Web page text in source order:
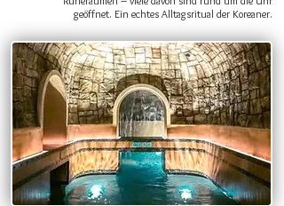
geöffnet. Ein echtes Alltagsritual der Koreaner.